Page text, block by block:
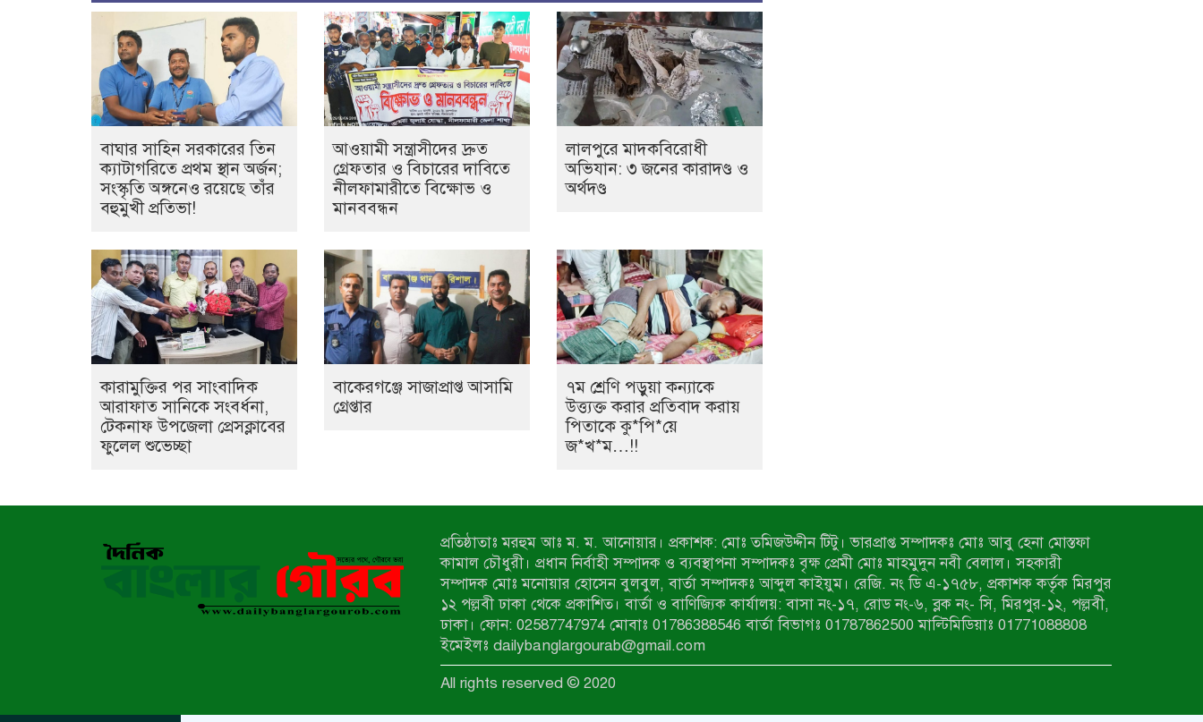
বাঘার সাহিন সরকারের তিন
ক্যাটাগরিতে প্রথম স্থান অর্জন;
সংস্কৃতি অঙ্গনেও রয়েছে তাঁর
বহুমুখী প্রতিভা!
আওয়ামী সন্ত্রাসীদের দ্রুত
গ্রেফতার ও বিচারের দাবিতে
নীলফামারীতে বিক্ষোভ ও
মানববন্ধন
লালপুরে মাদকবিরোধী
অভিযান: ৩ জনের কারাদণ্ড ও
অর্থদণ্ড
কারামুক্তির পর সাংবাদিক
আরাফাত সানিকে সংবর্ধনা,
টেকনাফ উপজেলা প্রেসক্লাবের
ফুলেল শুভেচ্ছা
বাকেরগঞ্জে সাজাপ্রাপ্ত আসামি
গ্রেপ্তার
৭ম শ্রেণি পড়ুয়া কন্যাকে
উত্ত্যক্ত করার প্রতিবাদ করায়
পিতাকে কু*পি*য়ে
জ*খ*ম…!!
প্রতিষ্ঠাতাঃ মরহুম আঃ ম. ম. আনোয়ার। প্রকাশক: মোঃ তমিজউদ্দীন টিটু। ভারপ্রাপ্ত সম্পাদকঃ মোঃ আবু হেনা মোস্তফা
কামাল চৌধুরী। প্রধান নির্বাহী সম্পাদক ও ব্যবস্থাপনা সম্পাদকঃ বৃক্ষ প্রেমী মোঃ মাহমুদুন নবী বেলাল। সহকারী
সম্পাদক মোঃ মনোয়ার হোসেন বুলবুল, বার্তা সম্পাদকঃ আব্দুল কাইয়ুম। রেজি. নং ডি এ-১৭৫৮, প্রকাশক কর্তৃক মিরপুর
১২ পল্লবী ঢাকা থেকে প্রকাশিত। বার্তা ও বাণিজ্যিক কার্যালয়: বাসা নং-১৭, রোড নং-৬, ব্লক নং- সি, মিরপুর-১২, পল্লবী,
ঢাকা। ফোন: 02587747974 মোবাঃ 01786388546 বার্তা বিভাগঃ 01787862500 মাল্টিমিডিয়াঃ 01771088808
ইমেইলঃ dailybanglargourab@gmail.com
All rights reserved © 2020